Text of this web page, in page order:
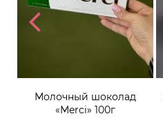
Молочный шоколад
«Merci» 100г